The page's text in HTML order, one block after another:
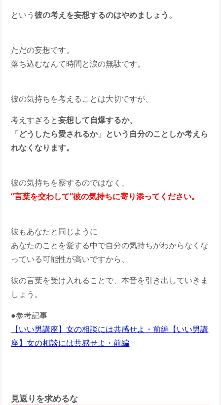
という彼の考えを妄想するのはやめましょう。
ただの妄想です。
落ち込むなんて時間と涙の無駄です。
彼の気持ちを考えることは大切ですが、
考えすぎると妄想して自爆するか、
「どうしたら愛されるか」という自分のことしか考えら
れなくなります。
彼の気持ちを察するのではなく、
”言葉を交わして”彼の気持ちに寄り添ってください。
彼もあなたと同じように
あなたのことを愛する中で自分の気持ちがわからなくな
っている可能性が高いですから、
彼の言葉を受け入れることで、本音を引き出していきま
しょう。
●参考記事
【いい男講座】女の相談には共感せよ・前編 【いい男講
座】女の相談には共感せよ・前編
見返りを求めるな